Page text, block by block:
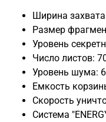
Ширина
Размер
Уровень
Число листов:
Уровень шума:
Емкость
Скорость
Система